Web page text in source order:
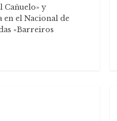
Cañuelo» y
en el Nacional de
«Barreiros